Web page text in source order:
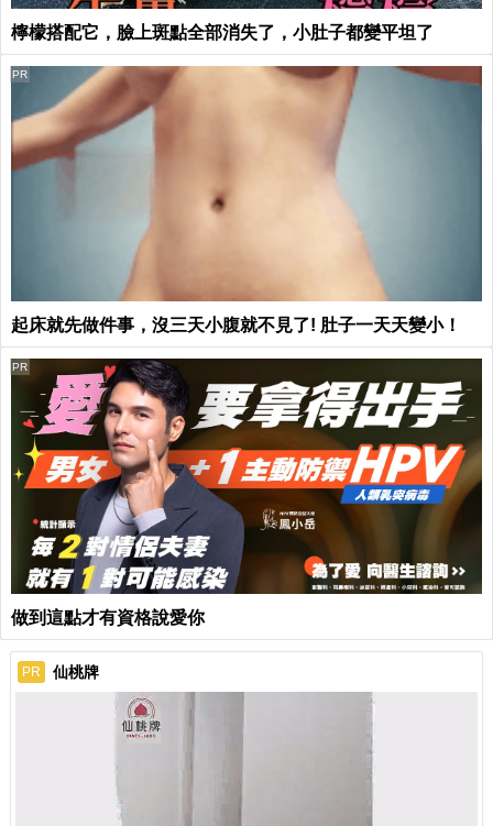
檸檬搭配它，臉上斑點全部消失了，小肚子都變平坦了
起床就先做件事，沒三天小腹就不見了! 肚子一天天變小！
PR
做到這點才有資格說愛你
PR
PR 仙桃牌